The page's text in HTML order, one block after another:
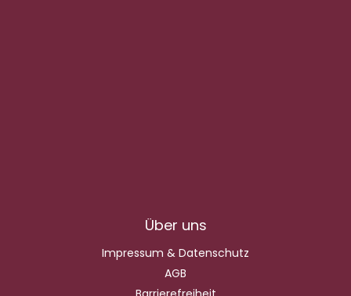
Über uns
Impressum & Datenschutz
AGB